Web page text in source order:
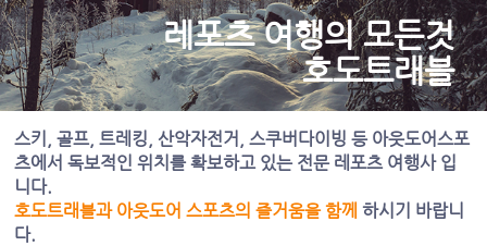
레포츠 여행의 모든것
호도트래블
스키, 골프, 트레킹, 산악자전거, 스쿠버다이빙 등 아웃도어스포
츠에서 독보적인 위치를 확보하고 있는 전문 레포츠 여행사 입
니다.
호도트래블과 아웃도어 스포츠의 즐거움을 함께 하시기 바랍니
다.